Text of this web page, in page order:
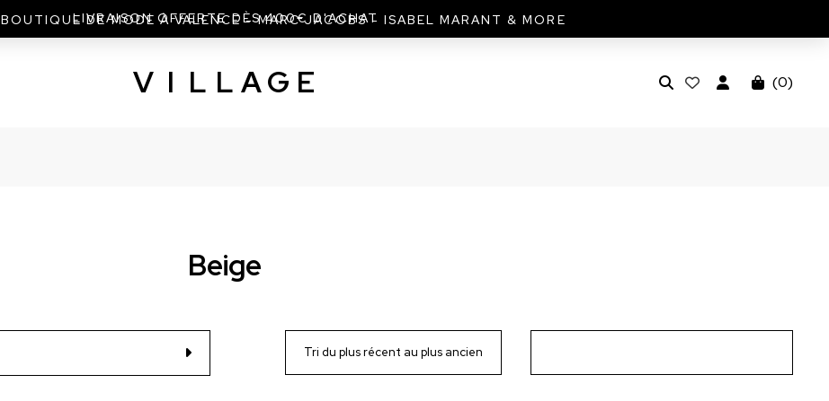
BOUTIQUE DE MODE À VALENCE - MARC JACOBS - ISABEL MARANT & MORE
V I L L AG E (0)
Beige